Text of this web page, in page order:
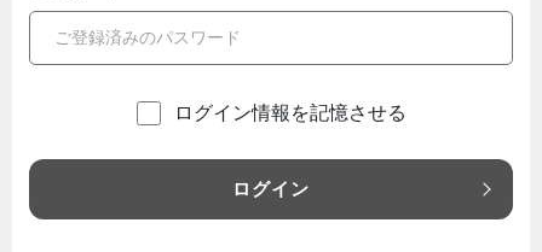
ログイン情報を記憶させる
ログイン